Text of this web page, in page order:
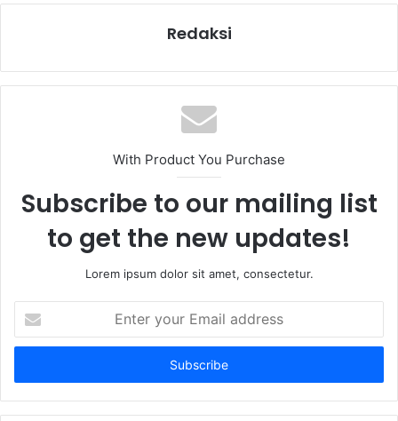
Redaksi
With Product You Purchase
Subscribe to our mailing list
to get the new updates!
Lorem ipsum dolor sit amet, consectetur.
your
Email